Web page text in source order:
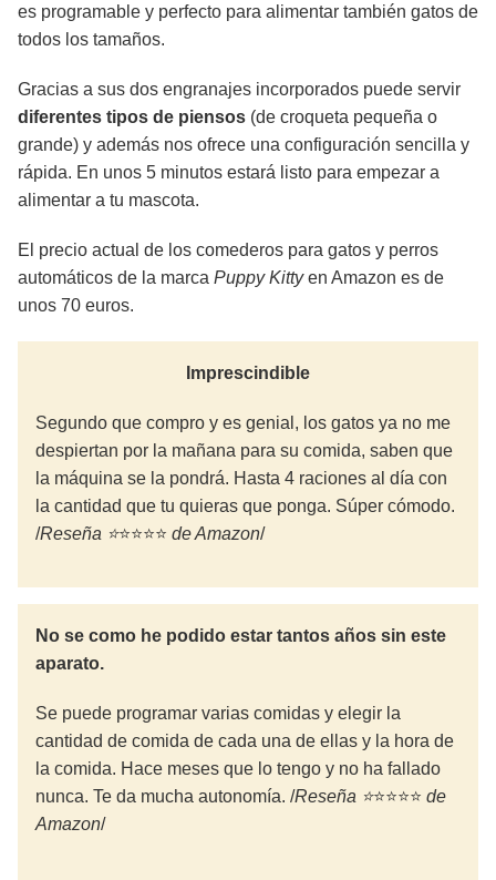
es programable y perfecto para alimentar también gatos de
todos los tamaños.
Gracias a sus dos engranajes incorporados puede servir
diferentes tipos de piensos (de croqueta pequeña o
grande) y además nos ofrece una configuración sencilla y
rápida. En unos 5 minutos estará listo para empezar a
alimentar a tu mascota.
El precio actual de los comederos para gatos y perros
automáticos de la marca Puppy Kittyen Amazon es de
unos 70 euros.
Imprescindible
Segundo que compro y es genial, los gatos ya no me
despiertan por la mañana para su comida, saben que
la máquina se la pondrá. Hasta 4 raciones al día con
la cantidad que tu quieras que ponga. Súper cómodo.
/Reseña ⭐⭐⭐⭐⭐ de Amazon/
No se como he podido estar tantos años sin este
aparato.
Se puede programar varias comidas y elegir la
cantidad de comida de cada una de ellas y la hora de
la comida. Hace meses que lo tengo y no ha fallado
nunca. Te da mucha autonomía. /Reseña ⭐⭐⭐⭐⭐ de
Amazon/